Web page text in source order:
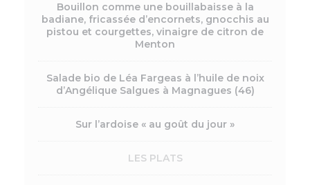
Bouillon comme une bouillabaisse à la
badiane, fricassée d’encornets, gnocchis au
pistou et courgettes, vinaigre de citron de
Menton
Salade bio de Léa Fargeas à l’huile de noix
d’Angélique Salgues à Magnagues (46)
Sur l’ardoise « au goût du jour »
LES PLATS